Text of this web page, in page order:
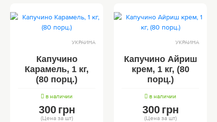
УКРАИНА
Капучино
Карамель, 1 кг,
(80 порц.)
в наличии
300 грн
(Цена за шт)
УКРАИНА
Капучино Айриш
крем, 1 кг, (80
порц.)
в наличии
300 грн
(Цена за шт)